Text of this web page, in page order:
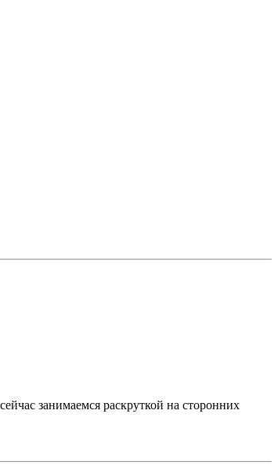
занимаемся раскруткой на сторонних